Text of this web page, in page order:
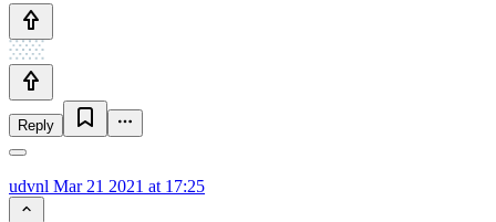
Reply
udvnl Mar 21 2021 at 17:25